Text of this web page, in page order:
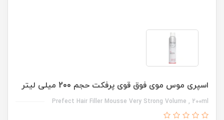
اسپری موس موی فوق قوی پرفکت حجم 200 میلی لیتر
Prefect Hair Filler Mousse Very Strong Volume , 200ml